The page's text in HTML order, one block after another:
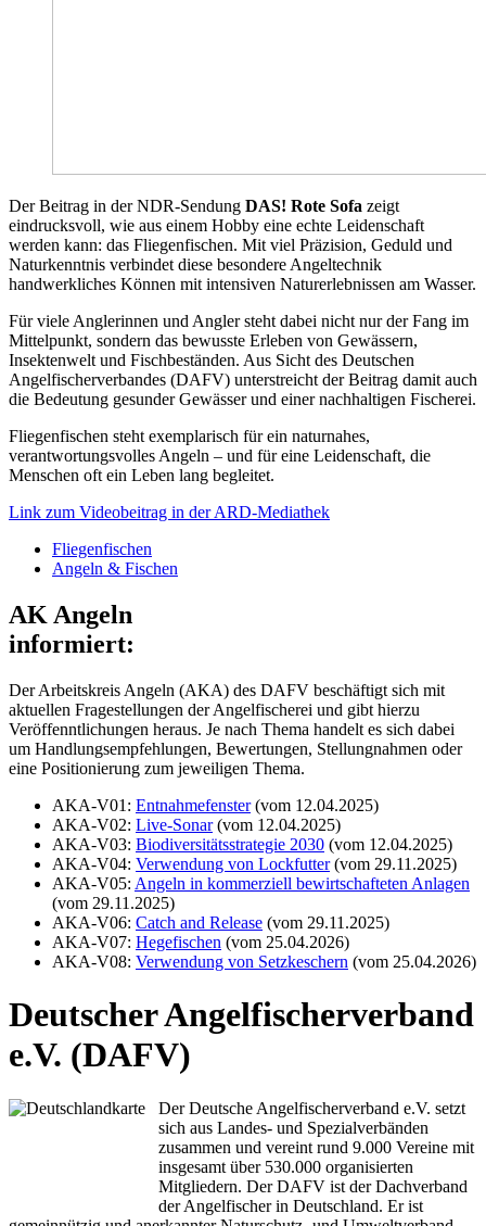
Der Beitrag in der NDR-Sendung DAS! Rote Sofa zeigt
eindrucksvoll, wie aus einem Hobby eine echte Leidenschaft
werden kann: das Fliegenfischen. Mit viel Präzision, Geduld und
Naturkenntnis verbindet diese besondere Angeltechnik
handwerkliches Können mit intensiven Naturerlebnissen am Wasser.
Für viele Anglerinnen und Angler steht dabei nicht nur der Fang im
Mittelpunkt, sondern das bewusste Erleben von Gewässern,
Insektenwelt und Fischbeständen. Aus Sicht des Deutschen
Angelfischerverbandes (DAFV) unterstreicht der Beitrag damit auch
die Bedeutung gesunder Gewässer und einer nachhaltigen Fischerei.
Fliegenfischen steht exemplarisch für ein naturnahes,
verantwortungsvolles Angeln – und für eine Leidenschaft, die
Menschen oft ein Leben lang begleitet.
Link zum Videobeitrag in der ARD-Mediathek
Fliegenfischen
Angeln & Fischen
AK Angeln
informiert:
Der Arbeitskreis Angeln (AKA) des DAFV beschäftigt sich mit
aktuellen Fragestellungen der Angelfischerei und gibt hierzu
Veröffenntlichungen heraus. Je nach Thema handelt es sich dabei
um Handlungsempfehlungen, Bewertungen, Stellungnahmen oder
eine Positionierung zum jeweiligen Thema.
AKA-V01: Entnahmefenster(vom 12.04.2025)
AKA-V02: Live-Sonar(vom 12.04.2025)
AKA-V03: Biodiversitätsstrategie 2030 (vom 12.04.2025)
AKA-V04: Verwendung von Lockfutter(vom 29.11.2025)
AKA-V05: Angeln in kommerziell bewirtschafteten Anlagen
(vom 29.11.2025)
AKA-V06: Catch and Release (vom 29.11.2025)
AKA-V07: Hegefischen (vom 25.04.2026)
AKA-V08: Verwendung von Setzkeschern (vom 25.04.2026)
Deutscher Angelfischerverband
e.V. (DAFV)
Der Deutsche Angelfischerverband e.V. setzt
sich aus Landes- und Spezialverbänden
zusammen und vereint rund 9.000 Vereine mit
insgesamt über 530.000 organisierten
Mitgliedern. Der DAFV ist der Dachverband
der Angelfischer in Deutschland. Er ist